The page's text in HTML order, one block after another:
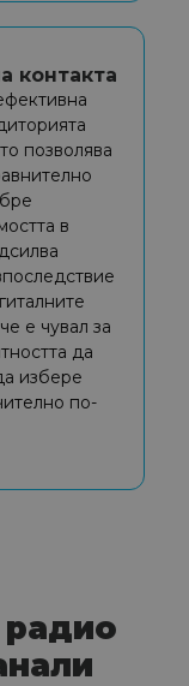
контакта
позволява
в
е чувал за
да
избере
по-